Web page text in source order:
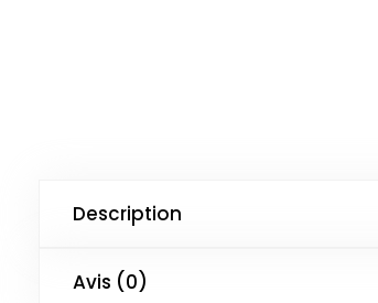
Description
Avis (0)